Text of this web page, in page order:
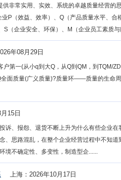
非常实用、实效、系统的卓越质量经营的
P（效益、效率）、Q（产品质量水平、合
（企业安全、环保）、M（企业员工素质
年08月29日
第一(从小q到大Q，从Q到QM，到TQM/
面质量(广义质量)?质量环——质量的生命
15日
诉、报怨、退货不断上升为什么有些企业
、思路混乱，在整个企业经营过程中不知道
境不确定性、多变性，制造型企......
上海：2026年10月17日